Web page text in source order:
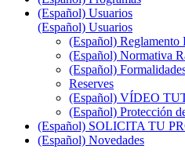
(Español) Usuarios
(Español) Usuarios
(Español)
(Español) Normativa
(Español)
Reserves
(Español) VÍDEO
(Español) Protección
(Español) SOLICITA TU
(Español) Novedades